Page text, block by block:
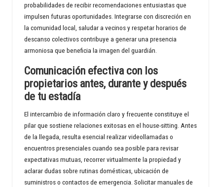
probabilidades de recibir recomendaciones entusiastas que
impulsen futuras oportunidades. Integrarse con discreción en
la comunidad local, saludar a vecinos y respetar horarios de
descanso colectivos contribuye a generar una presencia
armoniosa que beneficia la imagen del guardián.
Comunicación efectiva con los
propietarios antes, durante y después
de tu estadía
El intercambio de información claro y frecuente constituye el
pilar que sostiene relaciones exitosas en el house-sitting. Antes
de la llegada, resulta esencial realizar videollamadas o
encuentros presenciales cuando sea posible para revisar
expectativas mutuas, recorrer virtualmente la propiedad y
aclarar dudas sobre rutinas domésticas, ubicación de
suministros o contactos de emergencia. Solicitar manuales de